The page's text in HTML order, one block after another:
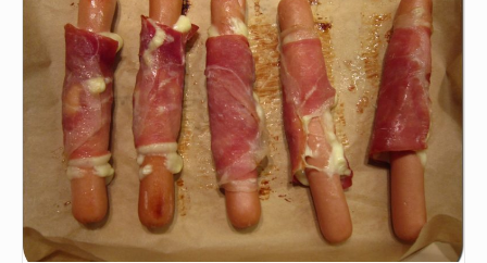
zapiekane
serem
żółtym
prosciutto